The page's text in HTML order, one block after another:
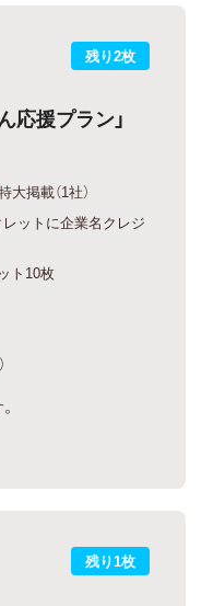
残り2枚
応援プラン」
掲載（1社）
ットに企業名クレジ
ト10枚
残り1枚